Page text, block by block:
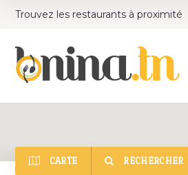
Trouvez les restaurants à proximité
CARTE RECHERCHER